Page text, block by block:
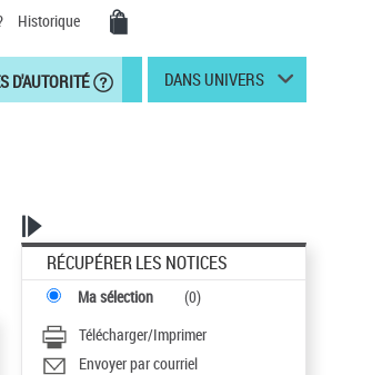
Historique
D'AUTORITÉ DANS UNIVERS
RÉCUPÉRER LES NOTICES
Ma sélection (0)
Télécharger/Imprimer
Envoyer par courriel